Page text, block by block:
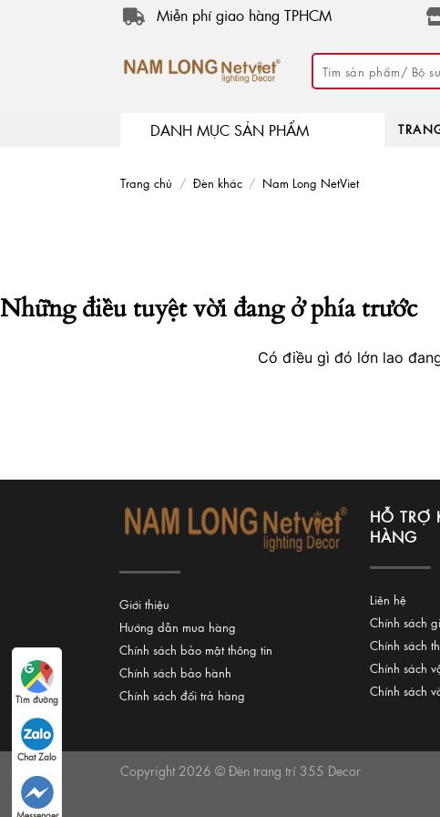
Miễn phí giao hàng TPHCM
Tìm
kiếm:
DANH MỤC SẢN PHẨM
Trang chủ / Đèn khác / Nam Long NetViet
Những điều tuyệt vời đang ở phía trước
Có điều gì đó lớn lao
Giới thiệu
Hướng dẫn mua hàng
Chính sách bảo mật thông tin
Chính sách bảo hành
Chính sách đổi trả hàng
HỖ TRỢ
HÀNG
Liên hệ
Chính sách
Chính sách
Chính sách
Chính sách
Copyright 2026 © Đèn trang trí 355 Decor
Tìm đường
Chat Zalo